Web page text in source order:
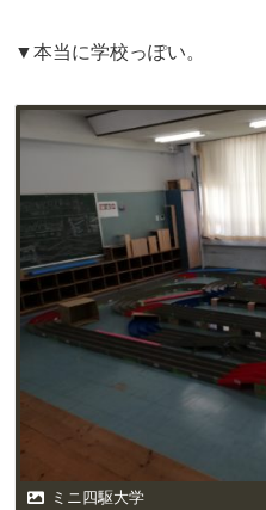
▼本当に学校っぽい。
ミニ四駆大学